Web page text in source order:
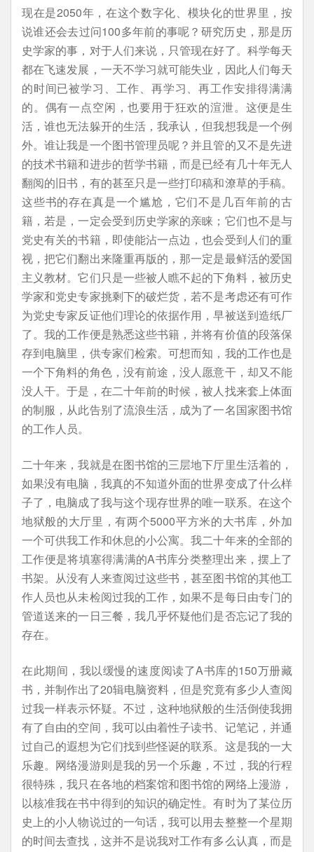
现在是2050年，在这个数字化、模块化的世界里，按
说谁还会去过问100多年前的事呢？研究历史，那是历
史学家的事，对于人们来说，只管现在好了。科学每天
都在飞速发展，一天不学习就可能失业，因此人们每天
的时间已被学习、工作、再学习、再工作安排得满满
的。偶有一点空闲，也要用于狂欢的渲泄。这便是生
活，谁也无法躲开的生活，我承认，但我想我是一个例
外。谁让我是一个图书管理员呢？并且管的又不是先进
的技术书籍和进步的哲学书籍，而是已经有几十年无人
翻阅的旧书，有的甚至只是一些打印稿和潦草的手稿。
这些书的存在真是一个尴尬，它们不是几百年前的古
籍，若是，一定会受到历史学家的亲睐；它们也不是与
党史有关的书籍，即使能沾一点边，也会受到人们的重
视，把它们翻出来隆重再版的，那一定是最鲜活的爱国
主义教材。它们只是一些被人瞧不起的下角料，被历史
学家和党史专家挑剩下的破烂货，若不是考虑还有可作
为党史专家反证他们理论的依据作用，早被送到造纸厂
了。我的工作便是熟悉这些书籍，并将有价值的段落保
存到电脑里，供专家们检索。可想而知，我的工作也是
一个下角料的角色，没有前途，没人愿意干，却又不能
没人干。于是，在二十年前的时候，被人找来套上体面
的制服，从此告别了流浪生活，成为了一名国家图书馆
的工作人员。
二十年来，我就是在图书馆的三层地下厅里生活着的，
如果没有电脑，我真的不知道外面的世界变成了什么样
子了，电脑成了我与这个现存世界的唯一联系。在这个
地狱般的大厅里，有两个5000平方米的大书库，外加
一个可供我工作和休息的小公寓。我二十年来的全部的
工作便是将填塞得满满的A书库分类整理出来，摆上了
书架。从没有人来查阅过这些书，甚至图书馆的其他工
作人员也从未检阅过我的工作，如果不是每日由专门的
管道送来的一日三餐，我几乎怀疑他们是否忘记了我的
存在。
在此期间，我以缓慢的速度阅读了A书库的150万册藏
书，并制作出了20辑电脑资料，但是究竟有多少人查阅
过我一样表示怀疑。不过，这种地狱般的生活倒使我拥
有了自由的空间，我可以由着性子读书、记笔记，并通
过自己的遐想为它们找到些怪诞的联系。这是我的一大
乐趣。网络漫游则是我的另一个乐趣，不过，我的行程
很特殊，我只在各地的档案馆和图书馆的网络上漫游，
以核准我在书中得到的知识的确定性。有时为了某位历
史上的小人物说过的一句话，我可以用去整整一个星期
的时间去查找，这并不是说我对工作有多么认真，而是